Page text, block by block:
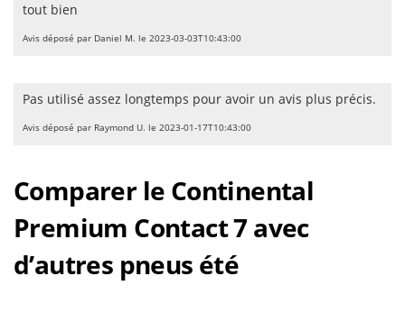
tout bien
Avis déposé par Daniel M. le 2023-03-03T10:43:00
Pas utilisé assez longtemps pour avoir un avis plus précis.
Avis déposé par Raymond U. le 2023-01-17T10:43:00
Comparer le Continental
Premium Contact 7 avec
d’autres pneus été